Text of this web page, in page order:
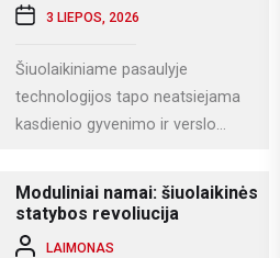
3 LIEPOS, 2026
Šiuolaikiniame pasaulyje
technologijos tapo neatsiejama
kasdienio gyvenimo ir verslo
komunikacijai ir įvairioms
specializuotoms užduotims...
Moduliniai namai: šiuolaikinės
statybos revoliucija
LAIMONAS